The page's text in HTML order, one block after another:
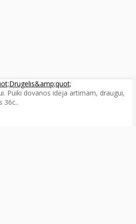
Puiki dovanos idėja artimam, draugui,
36c..